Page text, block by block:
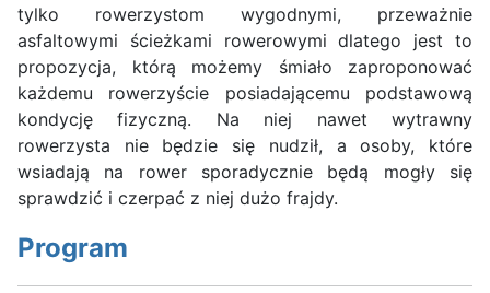
tylko rowerzystom wygodnymi, przeważnie
asfaltowymi ścieżkami rowerowymi dlatego jest to
propozycja, którą możemy śmiało zaproponować
każdemu rowerzyście posiadającemu podstawową
kondycję fizyczną. Na niej nawet wytrawny
rowerzysta nie będzie się nudził, a osoby, które
wsiadają na rower sporadycznie będą mogły się
sprawdzić i czerpać z niej dużo frajdy.
Program